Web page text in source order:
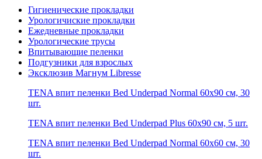
Гигиенические прокладки
Урологичиские прокладки
Ежедневные прокладки
Урологические трусы
Впитывающие пеленки
Подгузники для взрослых
Эксклюзив Магнум Libresse
TENA впит пеленки Bed Underpad Normal 60x90 см, 30
шт.
TENA впит пеленки Bed Underpad Plus 60x90 см, 5 шт.
TENA впит пеленки Bed Underpad Normal 60x60 см, 30
шт.